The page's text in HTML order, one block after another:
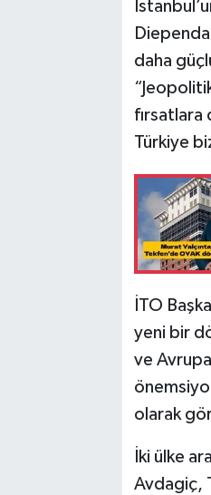
daha
fırsatlara
Türkiye
İTO
yeni bir
ve
olarak
İki ülke
Avdagiç,